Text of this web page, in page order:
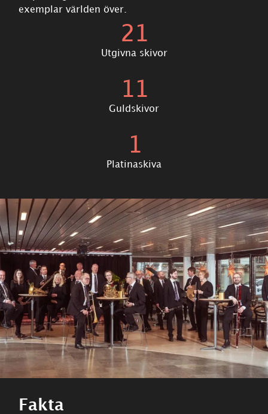
exemplar världen över.
21
Utgivna skivor
11
Guldskivor
1
Platinaskiva
Fakta